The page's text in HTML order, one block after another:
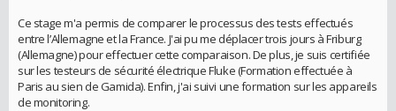
Ce stage m'a permis de comparer le processus des tests effectués
entre l’Allemagne et la France. J'ai pu me déplacer trois jours à Friburg
(Allemagne) pour effectuer cette comparaison. De plus, je suis certifiée
sur les testeurs de sécurité électrique Fluke (Formation effectuée à
Paris au sien de Gamida). Enfin, j'ai suivi une formation sur les appareils
de monitoring.